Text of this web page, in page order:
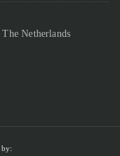
Netherlands